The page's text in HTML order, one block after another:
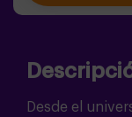
Desde el